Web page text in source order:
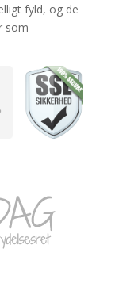
fyld, og de
som